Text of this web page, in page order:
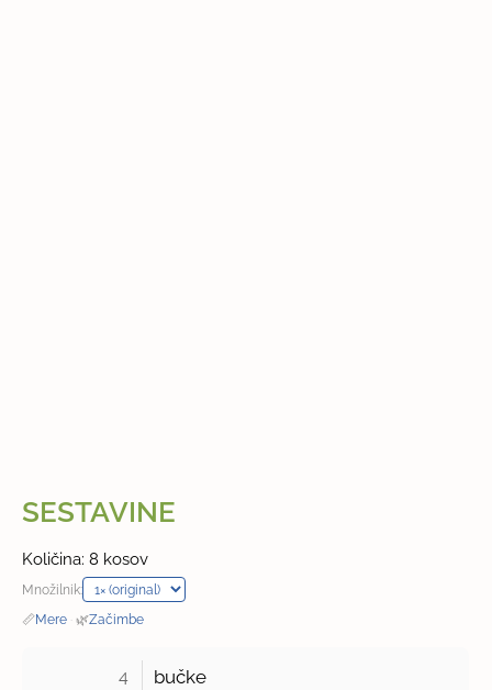
SESTAVINE
Količina: 8 kosov
Množilnik:
📏Mere · 🌿Začimbe
4 bučke